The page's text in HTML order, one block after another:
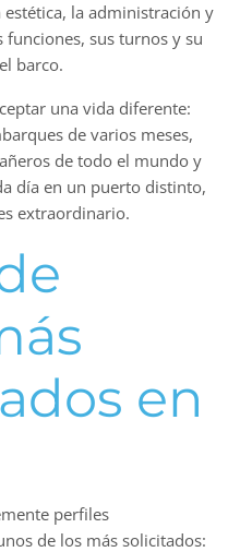
la administración y
funciones, sus turnos y su
barco.
una vida diferente:
de varios meses,
de todo el mundo y
día en un puerto distinto,
extraordinario.
en
perfiles
de los más solicitados: